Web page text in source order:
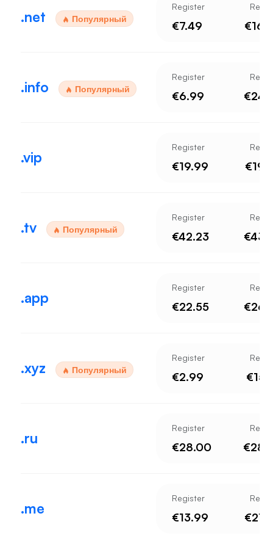
.net Популярный
Register
€7.49
.info Популярный
Register
€6.99
.vip
Register
€19.99
.tv Популярный
Register
€42.23
.app
Register
€22.55
.xyz Популярный
Register
€2.99
.ru
Register
€28.00
.me
Register
€13.99